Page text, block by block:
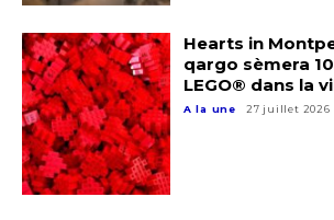
Hearts in
qargo sèmera
LEGO® dans la
A la une 27 juillet 2026